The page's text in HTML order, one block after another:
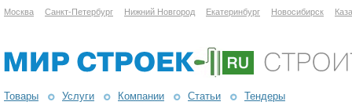
Москва Санкт-Петербург Нижний Новгород Екатеринбург Новосибирск
Товары Услуги Компании Статьи Тендеры